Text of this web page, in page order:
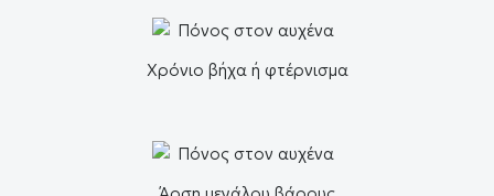
Χρόνιο βήχα ή φτέρνισμα